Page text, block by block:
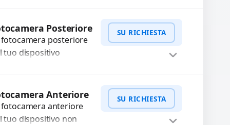
per 3 mesi....
WhatsApp
Posteriore
fotocamera posteriore
tuo dispositivo
come immagini
messa a fuoco
funzionante,...
SU RICHIESTA
WhatsApp
Anteriore
fotocamera anteriore
tuo dispositivo non
SU RICHIESTA